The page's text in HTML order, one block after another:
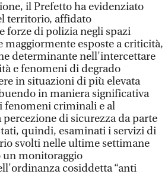
il Prefetto ha evidenziato
territorio, affidato
forze di polizia negli spazi
maggiormente esposte a criticità,
determinante nell'intercettare
e fenomeni di degrado
in situazioni di più elevata
in maniera significativa
fenomeni criminali e al
di sicurezza da parte
quindi, esaminati i servizi di
svolti nelle ultime settimane
un monitoraggio
cosiddetta “anti